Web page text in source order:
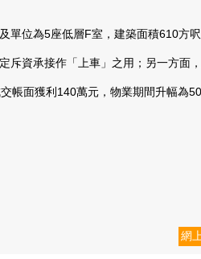
為5座低層F室，建築面積610方
承接作「上車」之用；另一方面
面獲利140萬元，物業期間升幅為
網